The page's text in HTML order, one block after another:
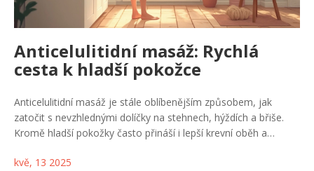
Anticelulitidní masáž: Rychlá
cesta k hladší pokožce
Anticelulitidní masáž je stále oblíbenějším způsobem, jak
zatočit s nevzhlednými dolíčky na stehnech, hýždích a břiše.
Kromě hladší pokožky často přináší i lepší krevní oběh a
probíhá, co čekat od výsledků a jaká praktická pravidla fungují
kvě, 13 2025